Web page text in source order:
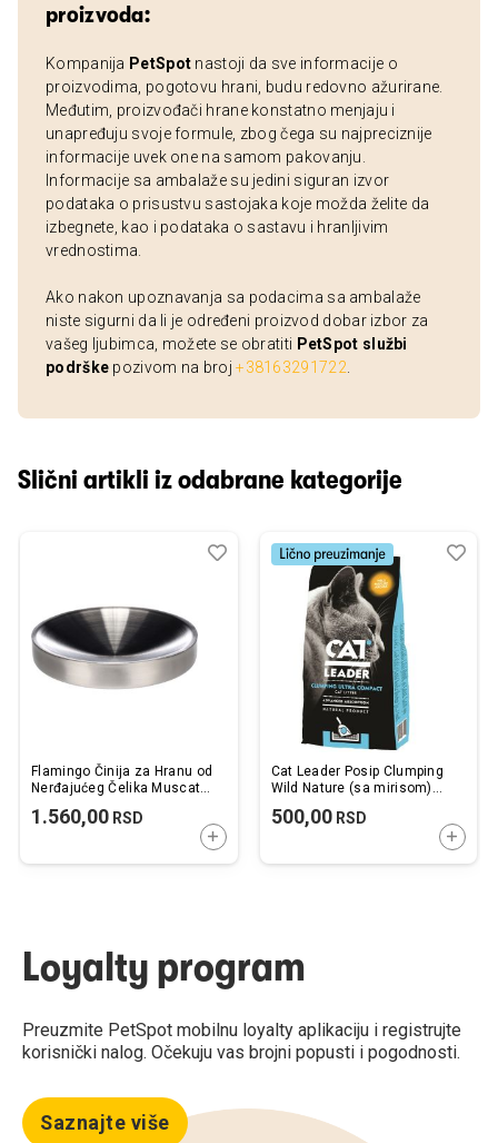
proizvoda:
Kompanija PetSpot nastoji da sve informacije o
proizvodima, pogotovu hrani, budu redovno ažurirane.
Međutim, proizvođači hrane konstatno menjaju i
unapređuju svoje formule, zbog čega su najpreciznije
informacije uvek one na samom pakovanju.
Informacije sa ambalaže su jedini siguran izvor
podataka o prisustvu sastojaka koje možda želite da
izbegnete, kao i podataka o sastavu i hranljivim
vrednostima.
Ako nakon upoznavanja sa podacima sa ambalaže
niste sigurni da li je određeni proizvod dobar izbor za
vašeg ljubimca, možete se obratiti PetSpot službi
podrške pozivom na broj+38163291722
Slični artikli iz odabrane kategorije
Flamingo Činija za Hranu od
Nerđajućeg Čelika Muscat
1.560,00 RSD
DODAJTE U KORPU
Dodaj
Uporedi
Cat Leader Posip Clumping
Wild Nature (sa mirisom)
500,00RSD
Loyalty program
Preuzmite PetSpot mobilnu loyalty aplikaciju i registrujte
korisnički nalog. Očekuju vas brojni popusti i pogodnosti.
Saznajte više